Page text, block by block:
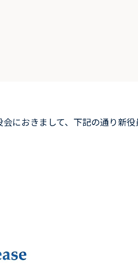
におきまして、下記の通り新